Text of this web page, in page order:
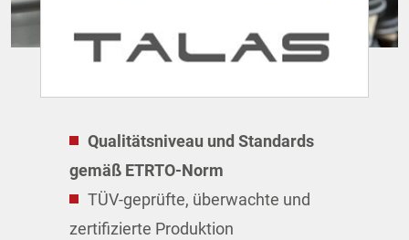
Qualitätsniveau und Standards
gemäß ETRTO-Norm
TÜV-geprüfte, überwachte und
zertifizierte Produktion